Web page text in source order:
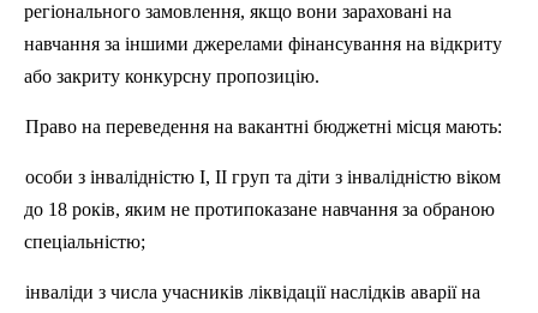
регіонального замовлення, якщо вони зараховані на
навчання за іншими джерелами фінансування на відкриту
або закриту конкурсну пропозицію.
Право на переведення на вакантні бюджетні місця мають:
особи з інвалідністю І, ІІ груп та діти з інвалідністю віком
до 18 років, яким не протипоказане навчання за обраною
спеціальністю;
інваліди з числа учасників ліквідації наслідків аварії на